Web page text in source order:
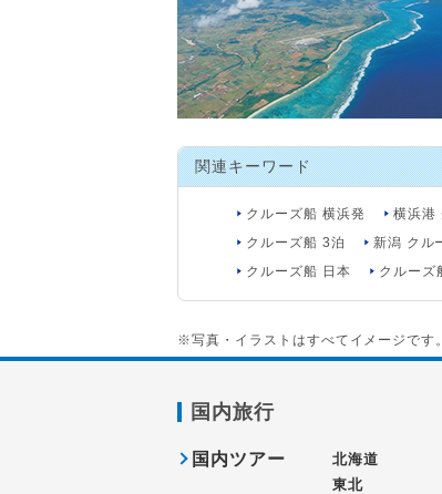
関連キーワード
クルーズ船 横浜発 横浜港
クルーズ船 3泊
新潟 クル
クルーズ船 日本
クルーズ
※写真・イラストはすべてイメージです
国内旅行
国内ツアー
北海道
東北